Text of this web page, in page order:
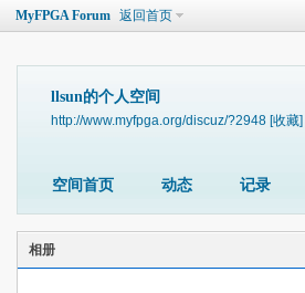
MyFPGA Forum 返回首页
llsun的个人空间
http://www.myfpga.org/discuz/?2948 [收藏]
空间首页 动态 记录
相册